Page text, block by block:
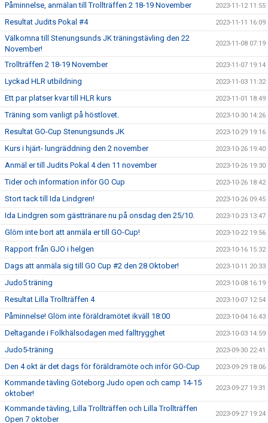
Påminnelse, anmälan till Trollträffen 2 18-19 November 2023-11-12 11:55
Resultat Judits Pokal #4 2023-11-11 16:09
Välkomna till Stenungsunds JK träningstävling den 22
November!
2023-11-08 07:19
Trollträffen 2 18-19 November 2023-11-07 19:14
Lyckad HLR utbildning 2023-11-03 11:32
Ett par platser kvar till HLR kurs 2023-11-01 18:49
Träning som vanligt på höstlovet. 2023-10-30 14:26
Resultat GO-Cup Stenungsunds JK 2023-10-29 19:16
Kurs i hjärt- lungräddning den 2 november 2023-10-26 19:40
Anmäl er till Judits Pokal 4 den 11 november 2023-10-26 19:30
Tider och information inför GO Cup 2023-10-26 18:42
Stort tack till Ida Lindgren! 2023-10-26 09:45
Ida Lindgren som gästtränare nu på onsdag den 25/10. 2023-10-23 13:47
Glöm inte bort att anmäla er till GO-Cup! 2023-10-22 19:56
Rapport från GJO i helgen 2023-10-16 15:32
Dags att anmäla sig till GO Cup #2 den 28 Oktober! 2023-10-11 20:33
Judo5 träning 2023-10-08 16:19
Resultat Lilla Trollträffen 4 2023-10-07 12:54
Påminnelse! Glöm inte föräldramötet ikväll 18:00 2023-10-04 16:43
Deltagande i Folkhälsodagen med falltrygghet 2023-10-03 14:59
Judo5-träning 2023-09-30 22:41
Den 4 okt är det dags för föräldramöte och inför GO-Cup 2023-09-29 18:06
Kommande tävling Göteborg Judo open och camp 14-15
oktober!
2023-09-27 19:31
Kommande tävling, Lilla Trollträffen och Lilla Trollträffen
Open 7 oktober
2023-09-27 19:24